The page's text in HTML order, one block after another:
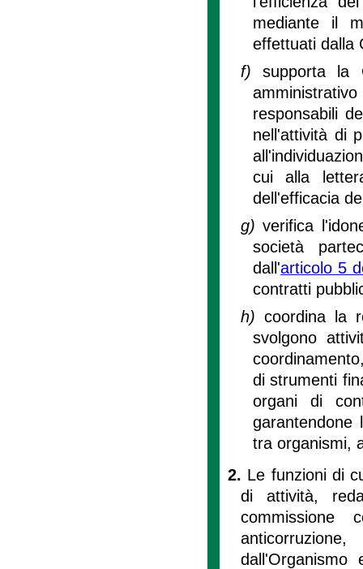
mediante il
effettuati dalla
f) supporta la
responsabili
nell'attività di
cui alla
dell'efficacia
g)verifica
società
dall'articolo 5
contratti
h) coordina la
svolgono
di strumenti
organi di
garantendone
tra organismi,
2. Le funzioni di
di attività,
commissione